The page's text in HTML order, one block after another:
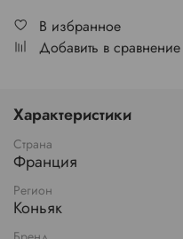
В избранное
Добавить в сравнение
Характеристики
Страна
Франция
Регион
Коньяк